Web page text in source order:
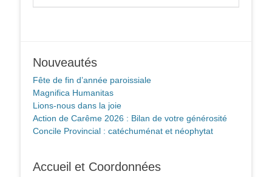
Nouveautés
Fête de fin d’année paroissiale
Magnifica Humanitas
Lions-nous dans la joie
Action de Carême 2026 : Bilan de votre générosité
Concile Provincial : catéchuménat et néophytat
Accueil et Coordonnées